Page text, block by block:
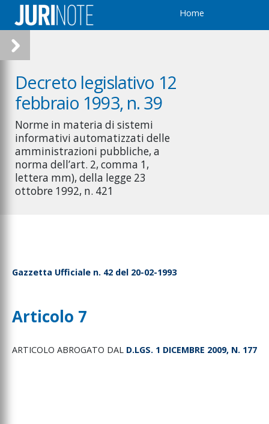
Home
Decreto legislativo 12
febbraio 1993, n. 39
Norme in materia di sistemi
informativi automatizzati delle
amministrazioni pubbliche, a
norma dell’art. 2, comma 1,
lettera mm), della legge 23
ottobre 1992, n. 421
Gazzetta Ufficiale n. 42 del 20-02-1993
Articolo 7
ARTICOLO ABROGATO DAL D.LGS. 1 DICEMBRE 2009, N. 177